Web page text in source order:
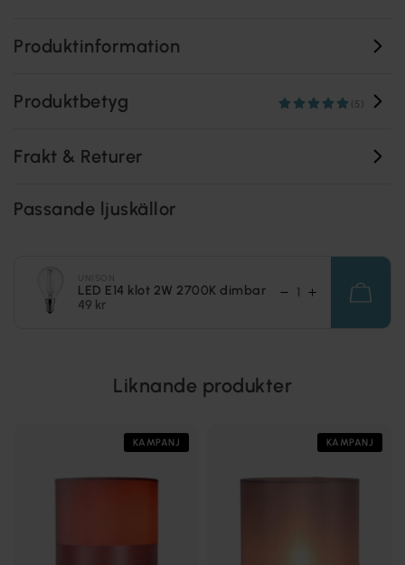
Produktinformation
Produktbetyg (5)
Frakt & Returer
Passande ljuskällor
LED E14 klot 2W 2700K dimbar
49 kr
Liknande produkter
KAMPANJ KAMPANJ